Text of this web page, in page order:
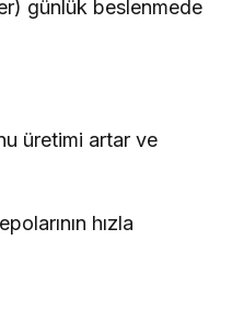
günlük beslenmede
üretimi artar ve
hızla